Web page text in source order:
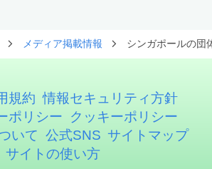
メディア掲載情報 シンガポールの団
規約 情報セキュリティ方針
ポリシー
クッキーポリシー
いて 公式SNS サイトマップ
サイトの使い方